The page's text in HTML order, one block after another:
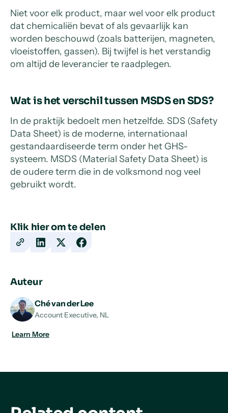
Klik hier om te delen
CopyShareShareShare
Auteur
Ché van der Lee
Account Executive, NL
Learn More
Niet voor elk product, maar wel voor elk product
dat chemicaliën bevat of als gevaarlijk kan
worden beschouwd (zoals batterijen, magneten,
vloeistoffen, gassen). Bij twijfel is het verstandig
om altijd de leverancier te raadplegen.
Wat is het verschil tussen MSDS en SDS?
In de praktijk bedoelt men hetzelfde. SDS (Safety
Data Sheet) is de moderne, internationaal
gestandaardiseerde term onder het GHS-
systeem. MSDS (Material Safety Data Sheet) is
de oudere term die in de volksmond nog veel
gebruikt wordt.